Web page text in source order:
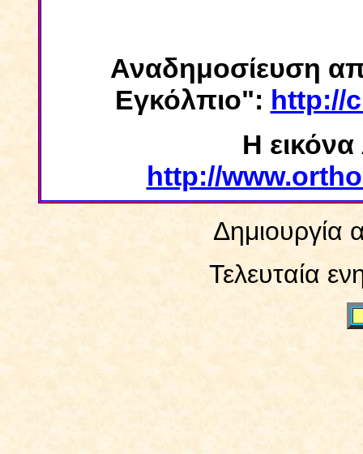
Αναδημοσίευση
Εγκόλπιο": http://
Η
http://
Δημιουργία
Τελευταία